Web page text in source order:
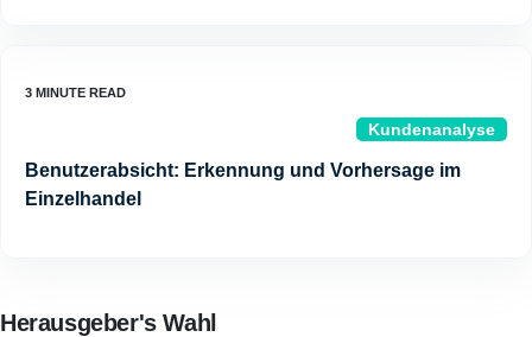
Kundenanalyse
Benutzerabsicht: Erkennung und Vorhersage im
Einzelhandel
Herausgeber's Wahl